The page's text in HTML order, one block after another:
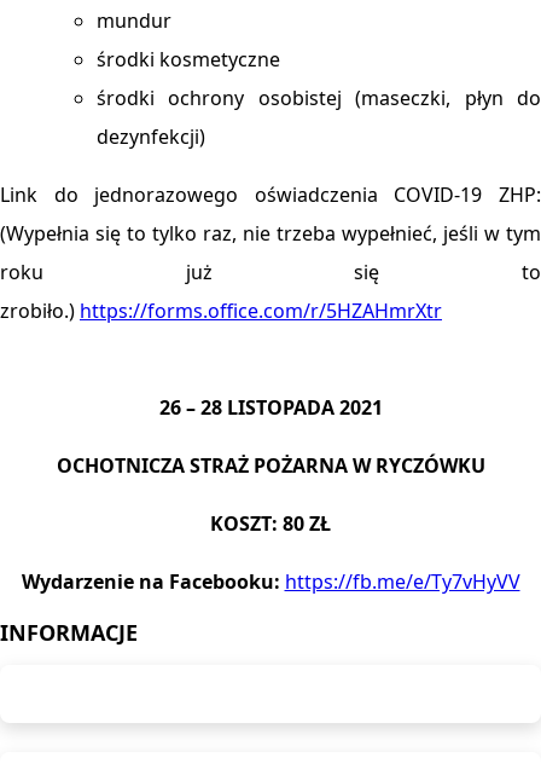
mundur
środki kosmetyczne
środki ochrony osobistej (maseczki, płyn do
dezynfekcji)
Link do jednorazowego oświadczenia COVID-19 ZHP:
(Wypełnia się to tylko raz, nie trzeba wypełnieć, jeśli w tym
roku już się to
zrobiło.) https://forms.office.com/r/5HZAHmrXtr
26 – 28 LISTOPADA 2021
OCHOTNICZA STRAŻ POŻARNA W RYCZÓWKU
KOSZT: 80 ZŁ
Wydarzenie na Facebooku: https://fb.me/e/Ty7vHyVV
INFORMACJE